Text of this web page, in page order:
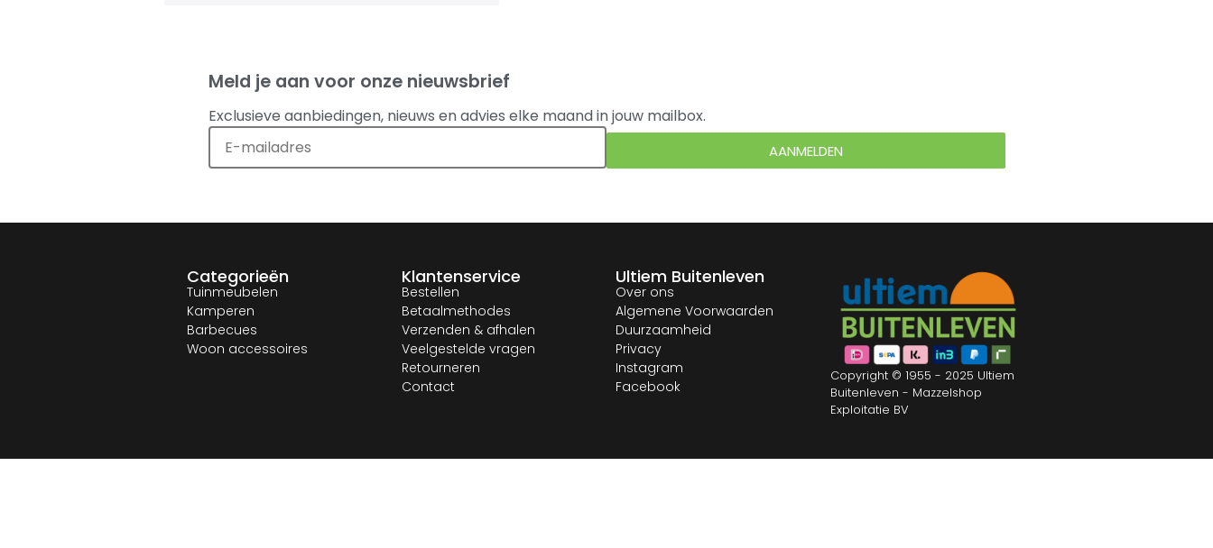
Meld je aan voor onze nieuwsbrief
Exclusieve aanbiedingen, nieuws en advies elke maand in jouw mailbox.
AANMELDEN
Categorieën
Tuinmeubelen
Kamperen
Barbecues
Woon accessoires
Klantenservice
Bestellen
Betaalmethodes
Verzenden & afhalen
Veelgestelde vragen
Retourneren
Contact
Ultiem Buitenleven
Over ons
Algemene Voorwaarden
Duurzaamheid
Privacy
Instagram
Facebook
Copyright © 1955 - 2025 Ultiem
Buitenleven - Mazzelshop
Exploitatie BV